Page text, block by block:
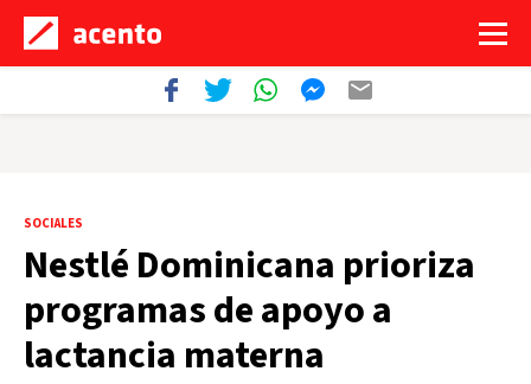
SOCIALES
Nestlé Dominicana prioriza
programas de apoyo a
lactancia materna